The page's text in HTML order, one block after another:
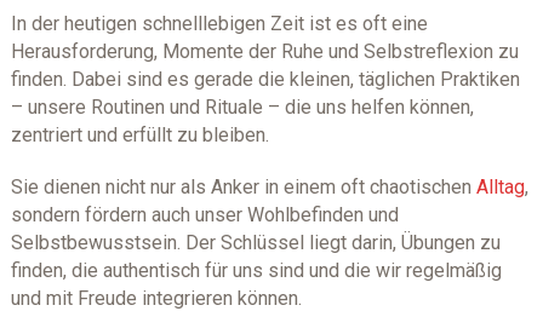
In der heutigen schnelllebigen Zeit ist es oft eine
Herausforderung, Momente der Ruhe und Selbstreflexion zu
finden. Dabei sind es gerade die kleinen, täglichen Praktiken
– unsere Routinen und Rituale – die uns helfen können,
zentriert und erfüllt zu bleiben.
Sie dienen nicht nur als Anker in einem oft chaotischen Alltag,
sondern fördern auch unser Wohlbefinden und
Selbstbewusstsein. Der Schlüssel liegt darin, Übungen zu
finden, die authentisch für uns sind und die wir regelmäßig
und mit Freude integrieren können.